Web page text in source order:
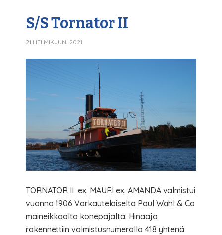
S/S Tornator II
21 HELMIKUUN, 2021
TORNATOR II ex. MAURI ex. AMANDA valmistui
vuonna 1906 Varkautelaiselta Paul Wahl & Co
maineikkaalta konepajalta. Hinaaja
rakennettiin valmistusnumerolla 418 yhtenä